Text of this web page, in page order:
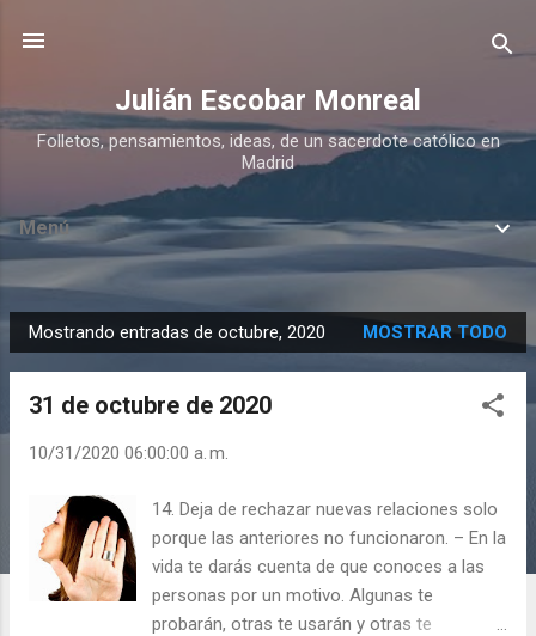
Julián Escobar Monreal
Folletos, pensamientos, ideas, de un sacerdote católico en
Madrid
Menú
E
n
Mostrando entradas de octubre, 2020 MOSTRAR TODO
31 de octubre de 2020
10/31/2020 06:00:00 a. m.
14. Deja de rechazar nuevas relaciones solo
porque las anteriores no funcionaron. – En la
vida te darás cuenta de que conoces a las
personas por un motivo. Algunas te
probarán, otras te usarán y otras te